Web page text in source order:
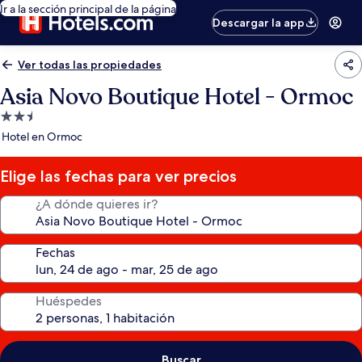
Ir a la sección principal de la página
Descargar la app
Ver todas las propiedades
Asia Novo Boutique Hotel - Ormoc
Propiedad
de
estrellas
Hotel en Ormoc
Elige las fechas para ver precios
¿A dónde quieres ir?
Fechas
Huéspedes